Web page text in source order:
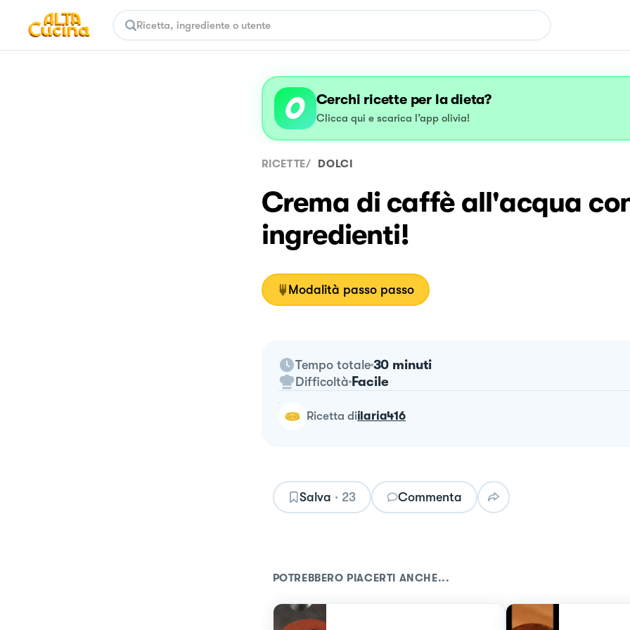
Cerchi ricette per la dieta?
Clicca qui e scarica l’app olivia!
RICETTE/ DOLCI
Crema di caffè all'acqua
ingredienti!
Modalità passo passo
Tempo totale 30 minuti
Difficoltà Facile
ricetta diilaria416
Salva · 23 Commenta
POTREBBERO PIACERTI ANCHE...